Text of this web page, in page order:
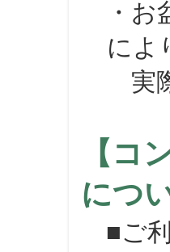
・お
によ
実際
【コ
につ
■ご利